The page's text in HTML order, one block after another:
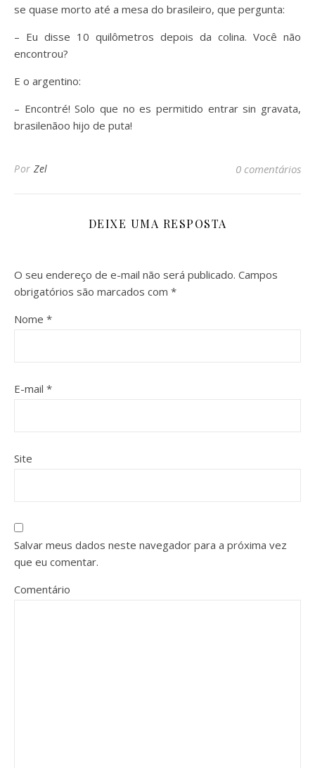
se quase morto até a mesa do brasileiro, que pergunta:
– Eu disse 10 quilômetros depois da colina. Você não
encontrou?
E o argentino:
– Encontré! Solo que no es permitido entrar sin gravata,
brasilenãoo hijo de puta!
Por Zel 0 comentários
DEIXE UMA RESPOSTA
O seu endereço de e-mail não será publicado. Campos
obrigatórios são marcados com *
Nome *
E-mail *
Site
Salvar meus dados neste navegador para a próxima vez
que eu comentar.
Comentário